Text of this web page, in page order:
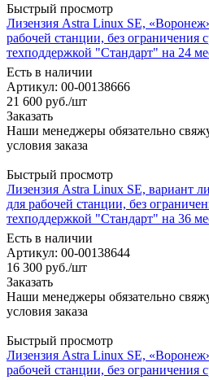
Быстрый просмотр
Лизензия Astra Linux SE,
рабочей станции, без ограничения
техподдержкой "Стандарт" на 24
Есть в наличии
Артикул: 00-00138666
21 600 руб./шт
Заказать
Наши менеджеры обязательно
условия заказа
Быстрый просмотр
Лизензия Astra Linux SE, вариант
для рабочей станции, без
техподдержкой "Стандарт" на 36
Есть в наличии
Артикул: 00-00138644
16 300 руб./шт
Заказать
Наши менеджеры обязательно
условия заказа
Быстрый просмотр
Лизензия Astra Linux SE,
рабочей станции, без ограничения